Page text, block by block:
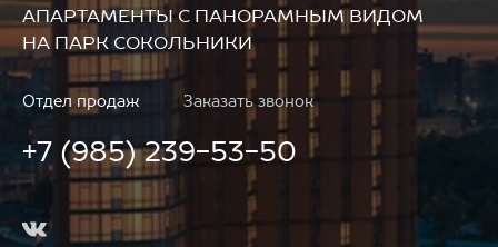
АПАРТАМЕНТЫ С ПАНОРАМНЫМ ВИДОМ
НА ПАРК СОКОЛЬНИКИ
Отдел продаж Заказать звонок
+7 (985) 239-53-50